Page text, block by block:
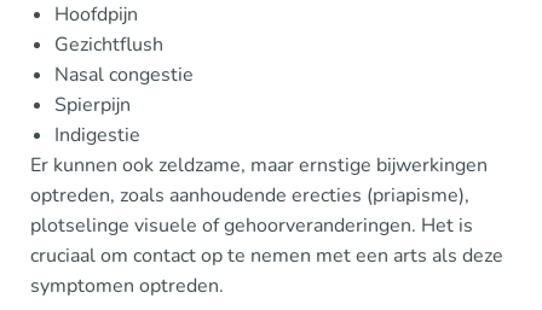
Hoofdpijn
Gezichtflush
Nasal congestie
Spierpijn
Indigestie
Er kunnen ook zeldzame, maar ernstige bijwerkingen
optreden, zoals aanhoudende erecties (priapisme),
plotselinge visuele of gehoorveranderingen. Het is
cruciaal om contact op te nemen met een arts als deze
symptomen optreden.